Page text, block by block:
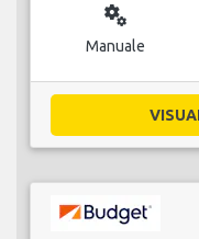
miscellaneous_services
Manuale